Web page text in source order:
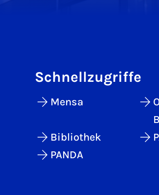
Schnellzugriffe
Mensa
Bibliothek
PANDA